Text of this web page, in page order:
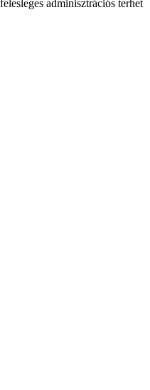
adminisztrációs terhet